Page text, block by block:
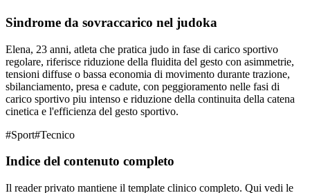
Sindrome da sovraccarico nel judoka
Elena, 23 anni, atleta che pratica judo in fase di carico sportivo
regolare, riferisce riduzione della fluidita del gesto con asimmetrie,
tensioni diffuse o bassa economia di movimento durante trazione,
sbilanciamento, presa e cadute, con peggioramento nelle fasi di
carico sportivo piu intenso e riduzione della continuita della catena
cinetica e l'efficienza del gesto sportivo.
#Sport#Tecnico
Indice del contenuto completo
Il reader privato mantiene il template clinico completo. Qui vedi le